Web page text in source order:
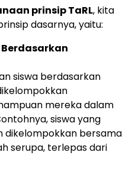
prinsip TaRL, kita
dasarnya, yaitu:
siswa berdasarkan
mereka dalam
siswa yang
dikelompokkan bersama
serupa, terlepas dari